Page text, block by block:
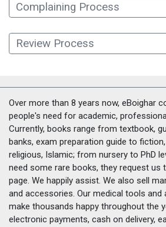
Complaining Process
Review Process
Over more than 8 years now, eBoighar
people's need for academic,
Currently, books range from textbook,
banks, exam preparation guide to
religious, Islamic; from nursery to PhD
need some rare books, they request us
page. We happily assist. We also sell
and accessories. Our medical tools and
make thousands happy throughout the
electronic payments, cash on delivery,